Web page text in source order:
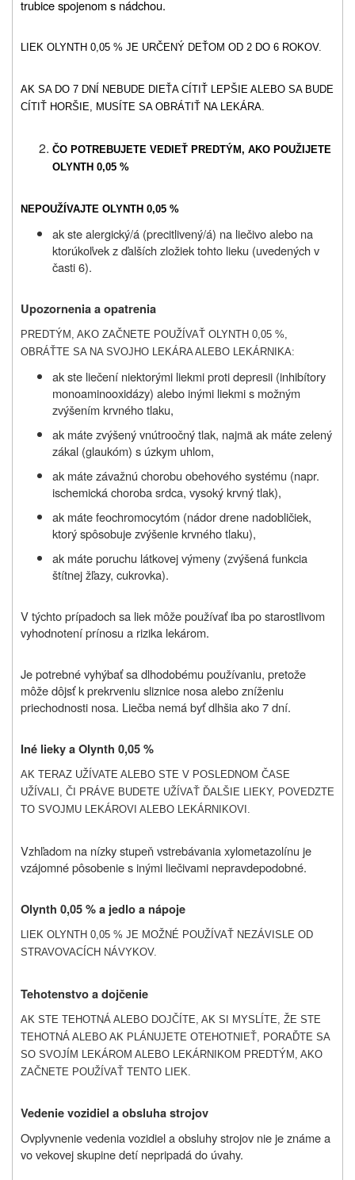
trubice spojenom s nádchou.
LIEK OLYNTH 0,05 % JE URČENÝ DEŤOM OD 2 DO 6 ROKOV.
AK SA DO 7 DNÍ NEBUDE DIEŤA CÍTIŤ LEPŠIE ALEBO SA BUDE
CÍTIŤ HORŠIE, MUSÍTE SA OBRÁTIŤ NA LEKÁRA.
ČO POTREBUJETE VEDIEŤ PREDTÝM, AKO POUŽIJETE
OLYNTH 0,05 %
NEPOUŽÍVAJTE OLYNTH 0,05 %
ak ste alergický/á (precitlivený/á) na liečivo alebo na
ktorúkoľvek z ďalších zložiek tohto lieku (uvedených v
časti 6).
Upozornenia a opatrenia
PREDTÝM, AKO ZAČNETE POUŽÍVAŤ OLYNTH 0,05 %,
OBRÁŤTE SA NA SVOJHO LEKÁRA ALEBO LEKÁRNIKA:
ak ste liečení niektorými liekmi proti depresii (inhibítory
monoaminooxidázy) alebo inými liekmi s možným
zvýšením krvného tlaku,
ak máte zvýšený vnútroočný tlak, najmä ak máte zelený
zákal (glaukóm) s úzkym uhlom,
ak máte závažnú chorobu obehového systému (napr.
ischemická choroba srdca, vysoký krvný tlak),
ak máte feochromocytóm (nádor drene nadobličiek,
ktorý spôsobuje zvýšenie krvného tlaku),
ak máte poruchu látkovej výmeny (zvýšená funkcia
štítnej žľazy, cukrovka).
V týchto prípadoch sa liek môže používať iba po starostlivom
vyhodnotení prínosu a rizika lekárom.
Je potrebné vyhýbať sa dlhodobému používaniu, pretože
môže dôjsť k prekrveniu sliznice nosa alebo zníženiu
priechodnosti nosa. Liečba nemá byť dlhšia ako 7 dní.
Iné lieky a Olynth 0,05 %
AK TERAZ UŽÍVATE ALEBO STE V POSLEDNOM ČASE
UŽÍVALI, ČI PRÁVE BUDETE UŽÍVAŤ ĎALŠIE LIEKY, POVEDZTE
TO SVOJMU LEKÁROVI ALEBO LEKÁRNIKOVI.
Vzhľadom na nízky stupeň vstrebávania xylometazolínu je
vzájomné pôsobenie s inými liečivami nepravdepodobné.
Olynth 0,05 % a jedlo a nápoje
LIEK OLYNTH 0,05 % JE MOŽNÉ POUŽÍVAŤ NEZÁVISLE OD
STRAVOVACÍCH NÁVYKOV.
Tehotenstvo a dojčenie
AK STE TEHOTNÁ ALEBO DOJČÍTE, AK SI MYSLÍTE, ŽE STE
TEHOTNÁ ALEBO AK PLÁNUJETE OTEHOTNIEŤ, PORAĎTE SA
SO SVOJÍM LEKÁROM ALEBO LEKÁRNIKOM PREDTÝM, AKO
ZAČNETE POUŽÍVAŤ TENTO LIEK.
Vedenie vozidiel a obsluha strojov
Ovplyvnenie vedenia vozidiel a obsluhy strojov nie je známe a
vo vekovej skupine detí nepripadá do úvahy.